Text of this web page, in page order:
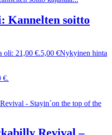
Kannelten soitto
oli: 21,00 €.5,00 €Nykyinen hinta
€.